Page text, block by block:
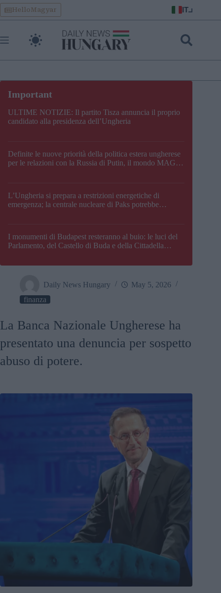
Skip
to
content
HelloMagyar IT
ULTIME NOTIZIE: Il partito Tisza annuncia il proprio
candidato alla presidenza dell’Ungheria
Definite le nuove priorità della politica estera ungherese
per le relazioni con la Russia di Putin, il mondo MAGA,
L’Ungheria si prepara a restrizioni energetiche di
emergenza; la centrale nucleare di Paks potrebbe
I monumenti di Budapest resteranno al buio: le luci del
Parlamento, del Castello di Buda e della Cittadella
Daily News Hungary
May 5, 2026
finanza
La Banca Nazionale Ungherese ha
presentato una denuncia per sospetto
abuso di potere.